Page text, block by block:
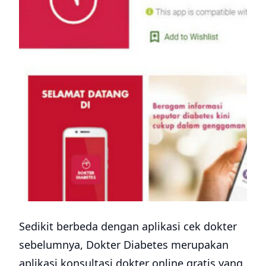
Sedikit berbeda dengan aplikasi cek dokter
sebelumnya, Dokter Diabetes merupakan